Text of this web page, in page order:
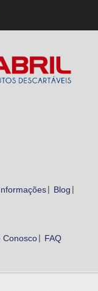
Blog
Conosco FAQ